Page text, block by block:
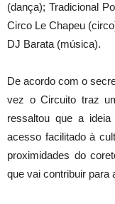
(dança); Tradicional
Circo Le Chapeu
DJ Barata (música).
De acordo com o
vez o Circuito traz
ressaltou que a
acesso facilitado à
proximidades do
que vai contribuir para